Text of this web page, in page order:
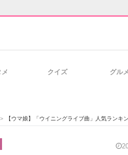
クイズ グルメ
> 【ウマ娘】「ウイニングライブ曲」人気ラン